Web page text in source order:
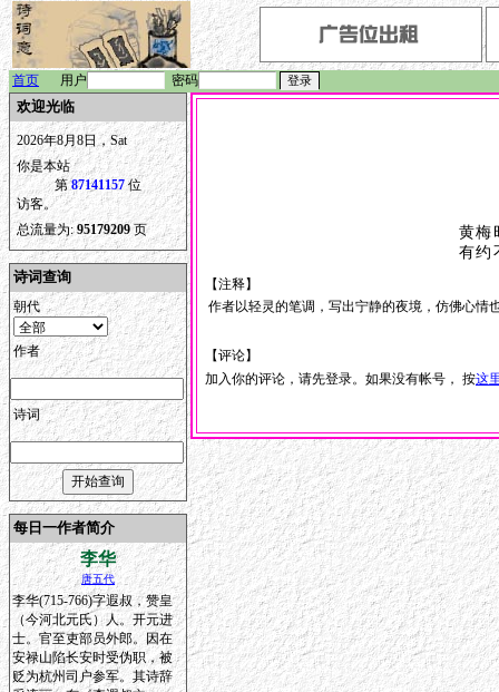
首页 用户 密码
欢迎光临
2026年8月8日，Sat
你是本站
第87141157位
访客。
总流量为:95179209 页
诗词查询
朝代
作者
诗词
每日一作者简介
李华
唐五代
李华(715-766)字遐叔，赞皇
（今河北元氏）人。开元进
士。官至吏部员外郎。因在
安禄山陷长安时受伪职，被
贬为杭州司户参军。其诗辞
黄梅
有约
【注释】
作者以轻灵的笔调，写出宁静的夜境，仿佛心情
【评论】
加入你的评论，请先登录。如果没有帐号， 按这